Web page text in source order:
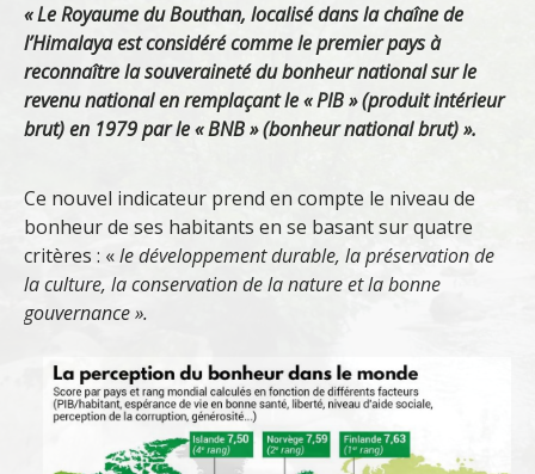
« Le Royaume du Bouthan, localisé dans la chaîne de
l’Himalaya est considéré comme le premier pays à
reconnaître la souveraineté du bonheur national sur le
revenu national en remplaçant le « PIB » (produit intérieur
brut) en 1979 par le « BNB » (bonheur national brut) ».
Ce nouvel indicateur prend en compte le niveau de
bonheur de ses habitants en se basant sur quatre
critères : «le développement durable, la préservation de
la culture, la conservation de la nature et la bonne
gouvernance ».